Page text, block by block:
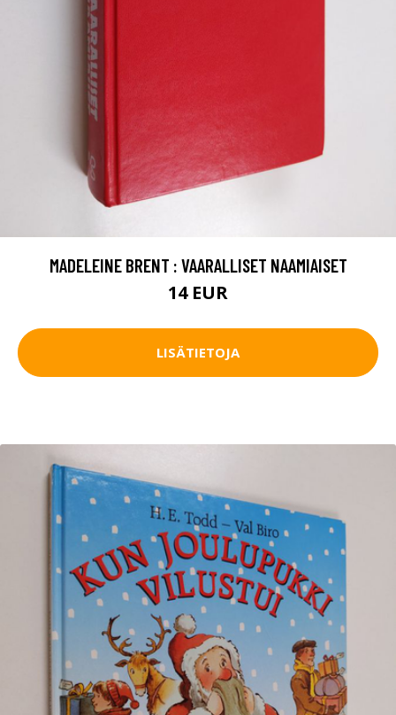
MADELEINE BRENT : VAARALLISET NAAMIAISET
14 EUR
LISÄTIETOJA